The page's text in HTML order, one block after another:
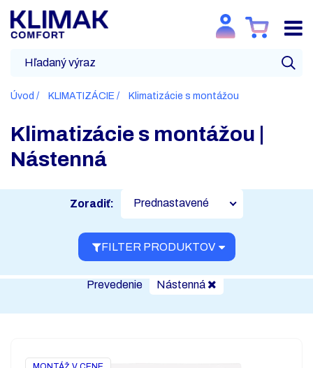
Úvod KLIMATIZÁCIE Klimatizácie s montážou
Klimatizácie s montážou |
Nástenná
FILTER PRODUKTOV
Zoradiť: Prednastavené
Prevedenie Nástenná